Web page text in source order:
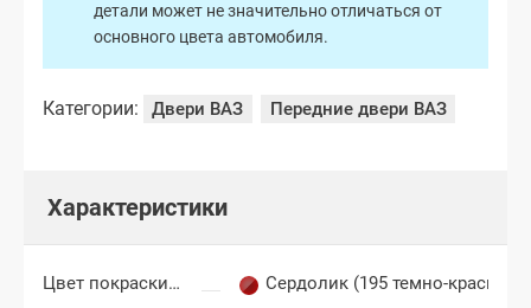
детали может не значительно отличаться от
основного цвета автомобиля.
Категории: Двери ВАЗ Передние двери ВАЗ
Характеристики
Цвет покраски Лада Веста
Сердолик (195 темно-красный)